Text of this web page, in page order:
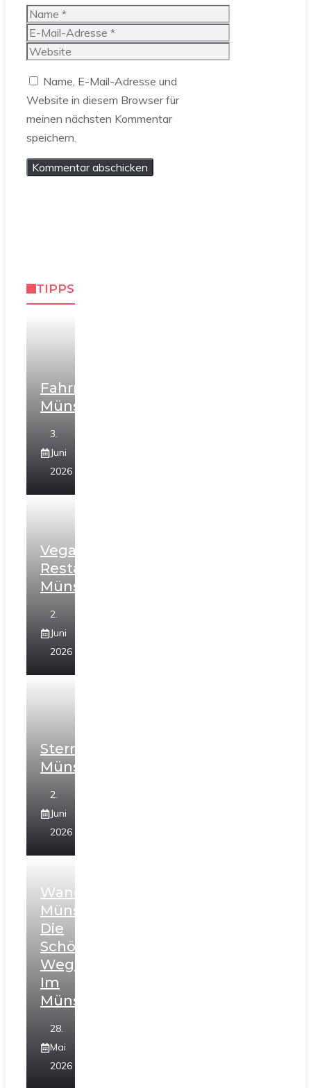
Name
E-
Mail-
Website
Name, E-Mail-Adresse und
Website in diesem Browser für
meinen nächsten Kommentar
speichern.
TIPPS
Fahrradtouren
Münster
3.
Juni
2026
Vegane
Restaurants
Münster
2.
Juni
2026
Sterneköche
Münster
2.
Juni
2026
Wanderung
Münster:
Die
Schönsten
Wege
Im
Münsterland
28.
Mai
2026